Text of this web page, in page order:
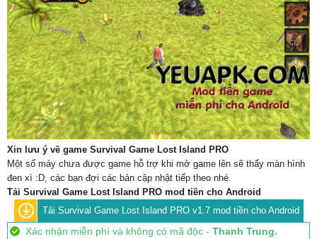
Xin lưu ý về game Survival Game Lost Island PRO
Một số máy chưa được game hỗ trợ khi mở game lên sẽ thấy màn hình
đen xì :D, các bạn đợi các bản cập nhật tiếp theo nhé.
Tải Survival Game Lost Island PRO mod tiền cho Android
Tải Survival Game Lost Island PRO v1.7 mod tiền cho Android
Xác nhận miễn phí và không có mã độc - Thanh Trung.